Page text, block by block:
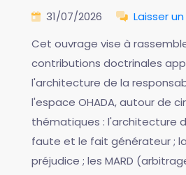
31/07/2026
Laisser
Cet ouvrage vise à
contributions doctrinales
l'architecture de la
l'espace OHADA, autour de
thématiques : l'architecture
faute et le fait générateur ;
préjudice ; les MARD